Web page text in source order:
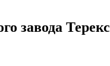
завода Терекс